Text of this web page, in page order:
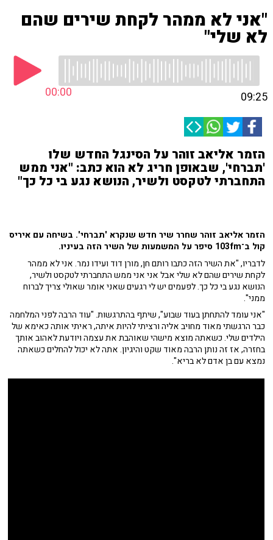
"אני לא ממהר לקחת שירים שהם
לא שלי"
00:00 09:25
הזמר אליאב זוהר על הסינגל החדש שלו
'תברחי', שבאופן חריג לא הוא כתב: "אני ממש
התחברתי לטקסט ולשיר, הנושא נגע בי כל כך"
הזמר אליאב זוהר שחרר שיר חדש שנקרא 'תברחי'. בשיחה עם איריס
קול ב־103fm סיפר על המשמעות של השיר הזה בעיניו.
לדבריו, "את השיר הזה כתבו רותם חן, מורן דוד ועידו נמר. אני לא ממהר
לקחת שירים שהם לא שלי אבל אני אני ממש התחברתי לטקסט ולשיר,
הנושא נגע בי כל כך. לפעמים יש לי רגעים שאני אומר שאולי צריך לברוח
ממני".
"אני עומד להתחתן בעוד שבוע", שיתף בהתרגשות. "עוד הרבה לפני המלחמה
כבר הרגשתי מאוד מחויב אליה ורציתי להיות איתה, ראיתי אותה כאימא של
הילדים שלי. כשאתה מוצא מישהי שאוהבת את עצמה ויודעת לאהוב אותך
בחזרה, אז זה נותן הרבה מאוד שקט והיגיון. אתה לא יכול להחלים כשאתה
נמצא עם בן אדם לא בריא".